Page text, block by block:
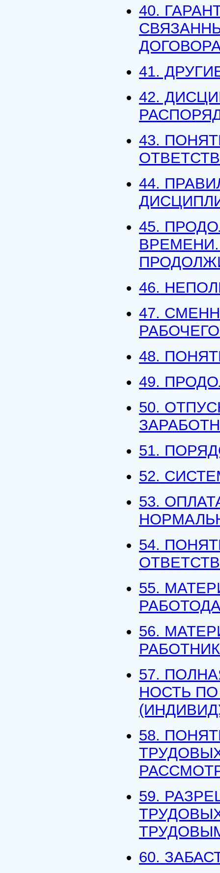
40.
41.
42.
43.
44.
45.
46.
47.
48.
49.
50.
51.
52.
53.
54.
55.
56.
57.
НОСТЬ
58.
59.
60.